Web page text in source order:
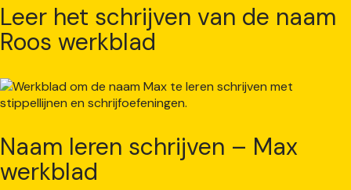
Leer het schrijven van de naam
Roos werkblad
Naam leren schrijven – Max
werkblad